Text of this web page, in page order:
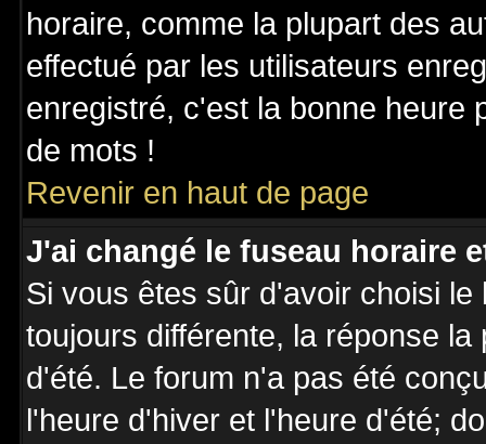
horaire, comme la plupart des
effectué par les utilisateurs
enregistré, c'est la bonne heure
de mots !
Revenir en haut de page
J'ai changé le fuseau horaire
Si vous êtes sûr d'avoir choisi
toujours différente, la réponse
d'été. Le forum n'a pas été
l'heure d'hiver et l'heure d'été;